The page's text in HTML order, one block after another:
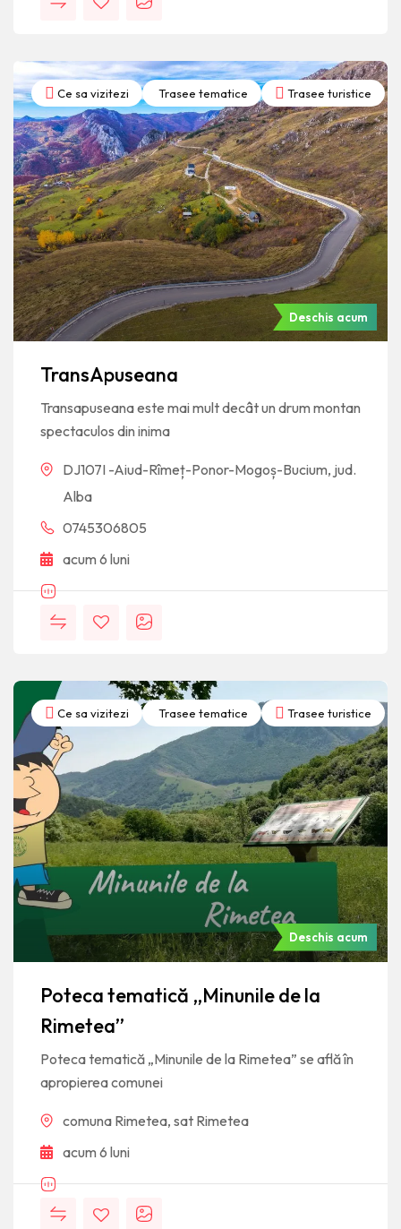
Ce sa vizitezi Trasee tematice Trasee turistice
Deschis acum
TransApuseana
Transapuseana este mai mult decât un drum montan
spectaculos din inima
DJ107I -Aiud-Rîmeț-Ponor-Mogoș-Bucium, jud.
Alba
0745306805
acum 6 luni
Ce sa vizitezi Trasee tematice Trasee turistice
Deschis acum
Poteca tematică „Minunile de la
Rimetea”
Poteca tematică „Minunile de la Rimetea” se află în
apropierea comunei
comuna Rimetea, sat Rimetea
acum 6 luni